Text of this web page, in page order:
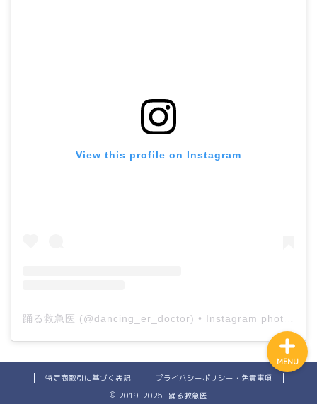
View this profile on Instagram
踊る救急医 (@dancing_er_doctor) • Instagram photos and videos
特定商取引に基づく表記
プライバシーポリシー・免責事項
2019–2026 踊る救急医
MENU